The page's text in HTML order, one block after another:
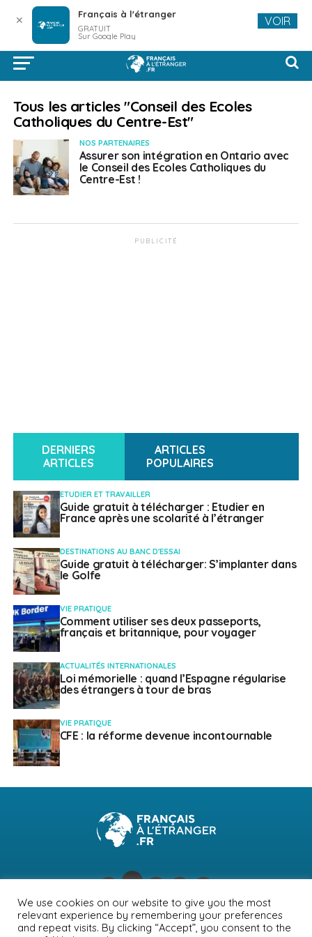
Tous les articles "Conseil des Ecoles
Catholiques du Centre-Est"
NOS PARTENAIRES
Assurer son intégration en Ontario avec
le Conseil des Ecoles Catholiques du
Centre-Est !
PUBLICITÉ
DERNIERS
ARTICLES
ARTICLES
POPULAIRES
ETUDIER ET TRAVAILLER
Guide gratuit à télécharger : Etudier en
France après une scolarité à l’étranger
DESTINATIONS AU BANC D'ESSAI
Guide gratuit à télécharger: S’implanter dans
le Golfe
VIE PRATIQUE
Comment utiliser ses deux passeports,
français et britannique, pour voyager
ACTUALITÉS INTERNATIONALES
Loi mémorielle : quand l’Espagne régularise
des étrangers à tour de bras
VIE PRATIQUE
CFE : la réforme devenue incontournable
NEWSLETTER PUBLICITÉ CONTACTS MENTIONS LÉGALES
We use cookies on our website to give you the most
relevant experience by remembering your preferences
and repeat visits. By clicking “Accept”, you consent to the
✕ Français à l'étranger
GRATUIT
Sur Google Play
VOIR